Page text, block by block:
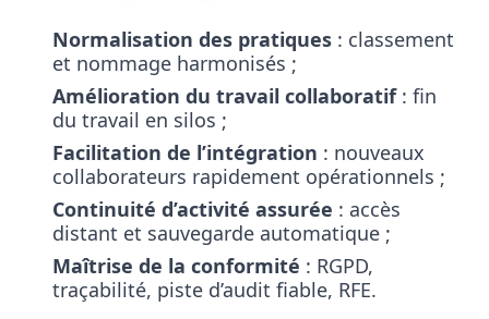
Normalisation des pratiques : classement
et nommage harmonisés ;
Amélioration du travail collaboratif: fin
du travail en silos ;
Facilitation de l’intégration : nouveaux
collaborateurs rapidement opérationnels ;
Continuité d’activité assurée : accès
distant et sauvegarde automatique ;
Maîtrise de la conformité : RGPD,
traçabilité, piste d’audit fiable, RFE.